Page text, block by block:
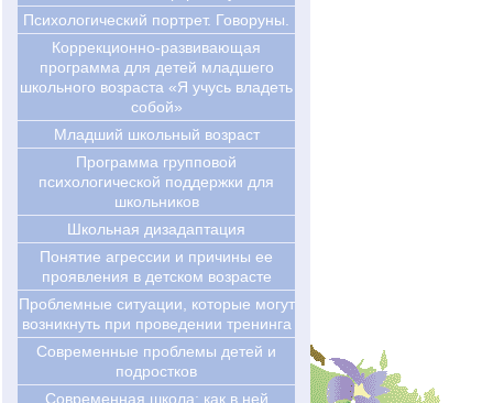
Психологический портрет. Говоруны.
Коррекционно-развивающая
программа для детей младшего
школьного возраста «Я учусь владеть
собой»
Младший школьный возраст
Программа групповой
психологической поддержки для
школьников
Школьная дизадаптация
Понятие агрессии и причины ее
проявления в детском возрасте
Проблемные ситуации, которые могут
возникнуть при проведении тренинга
Современные проблемы детей и
подростков
Современная школа: как в ней